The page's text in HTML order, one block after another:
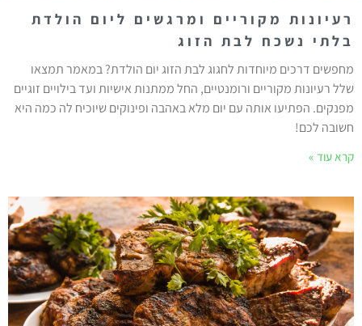
רעיונות מקוריים ומרגשים ליום הולדת
בלתי נשכח לבת הזוג
מחפשים דרכים מיוחדות לחגוג לבת הזוג יום הולדת? במאמר תמצאו
שלל רעיונות מקוריים ורומנטיים, החל ממתנות אישיות ועד בילויים זוגיים
מפנקים. הפתיעו אותה עם יום מלא באהבה ופינוקים שיוכיח לה כמה היא
חשובה לכם!
קרא עוד »